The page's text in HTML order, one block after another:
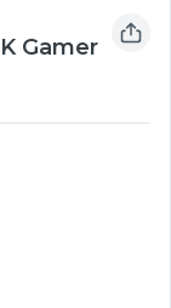
Gamer